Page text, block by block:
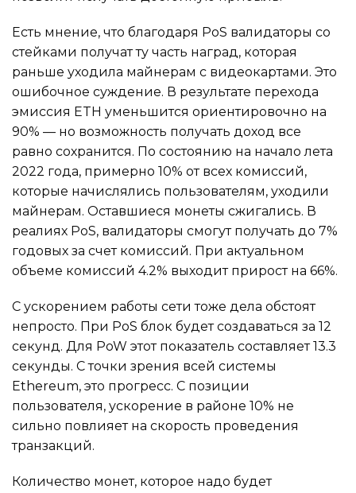
Есть мнение, что благодаря PoS валидаторы со
стейками получат ту часть наград, которая
раньше уходила майнерам с видеокартами. Это
ошибочное суждение. В результате перехода
эмиссия ETH уменьшится ориентировочно на
90% — но возможность получать доход все
равно сохранится. По состоянию на начало лета
2022 года, примерно 10% от всех комиссий,
которые начислялись пользователям, уходили
майнерам. Оставшиеся монеты сжигались. В
реалиях PoS, валидаторы смогут получать до 7%
годовых за счет комиссий. При актуальном
объеме комиссий 4.2% выходит прирост на 66%.
С ускорением работы сети тоже дела обстоят
непросто. При PoS блок будет создаваться за 12
секунд. Для PoW этот показатель составляет 13.3
секунды. С точки зрения всей системы
Ethereum, это прогресс. С позиции
пользователя, ускорение в районе 10% не
сильно повлияет на скорость проведения
транзакций.
Количество монет, которое надо будет